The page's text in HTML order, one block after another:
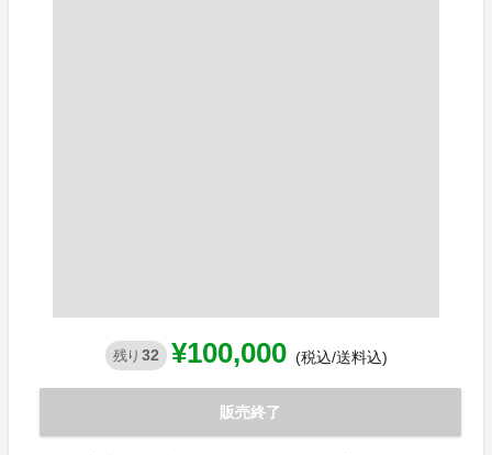
残り 32 ¥100,000 (税込/送料込)
販売終了